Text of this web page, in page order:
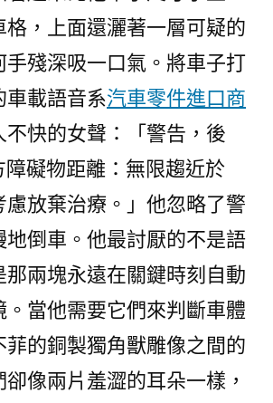
格，上面還灑著一層可疑的
手殘深吸一口氣。將車子打
車載語音系汽車零件進口商
不快的女聲：「警告，後
障礙物距離：無限趨近於
慮放棄治療。」他忽略了警
地倒車。他最討厭的不是語
那兩塊永遠在關鍵時刻自動
。當他需要它們來判斷車體
菲的銅製獨角獸雕像之間的
像兩片羞澀的耳朵一樣，